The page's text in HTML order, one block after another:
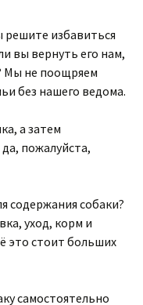
решите избавиться
вы вернуть его нам,
Мы не поощряем
без нашего ведома.
а затем
пожалуйста,
содержания собаки?
уход, корм и
это стоит больших
самостоятельно